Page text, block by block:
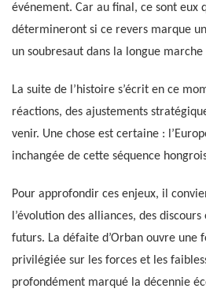
événement. Car au final, ce sont eux
détermineront si ce revers marque
un soubresaut dans la longue marche
La suite de l’histoire s’écrit en ce
réactions, des ajustements
venir. Une chose est certaine :
inchangée de cette séquence
Pour approfondir ces enjeux, il
l’évolution des alliances, des
futurs. La défaite d’Orban ouvre une
privilégiée sur les forces et les
profondément marqué la décennie